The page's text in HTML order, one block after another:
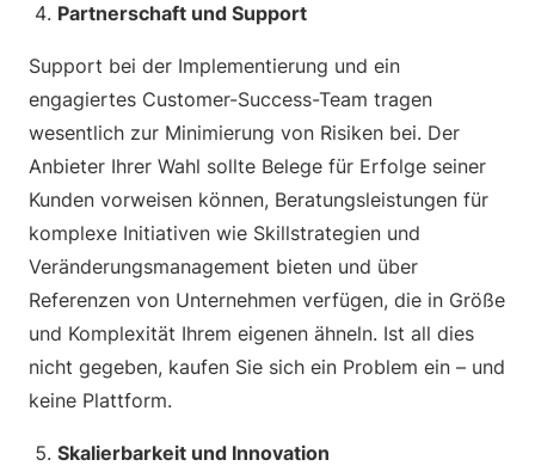
Partnerschaft und Support
Support bei der Implementierung und ein
engagiertes Customer-Success-Team tragen
wesentlich zur Minimierung von Risiken bei. Der
Anbieter Ihrer Wahl sollte Belege für Erfolge seiner
Kunden vorweisen können, Beratungsleistungen für
komplexe Initiativen wie Skillstrategien und
Veränderungsmanagement bieten und über
Referenzen von Unternehmen verfügen, die in Größe
und Komplexität Ihrem eigenen ähneln. Ist all dies
nicht gegeben, kaufen Sie sich ein Problem ein – und
keine Plattform.
Skalierbarkeit und Innovation